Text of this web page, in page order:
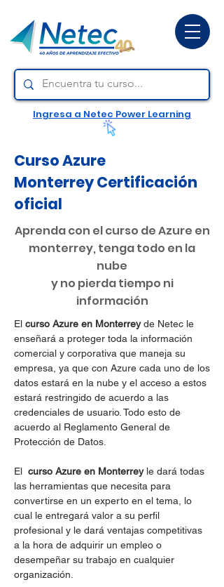
Ingresa a Netec Power Learning
Curso Azure
Monterrey Certificación
oficial
Aprenda con el curso de Azure en
monterrey, tenga todo en la
nube
y no pierda tiempo ni
información
El curso Azure en Monterreyde Netec le
enseñará a proteger toda la información
comercial y corporativa que maneja su
empresa, ya que con Azure cada uno de los
datos estará en la nube y el acceso a estos
estará restringido de acuerdo a las
credenciales de usuario. Todo esto de
acuerdo al Reglamento General de
Protección de Datos.
El curso Azure en Monterreyle dará todas
las herramientas que necesita para
convertirse en un experto en el tema, lo
cual le entregará valor a su perfil
profesional y le dará ventajas competitivas
a la hora de adquirir un empleo o
desempeñar su trabajo en cualquier
organización.